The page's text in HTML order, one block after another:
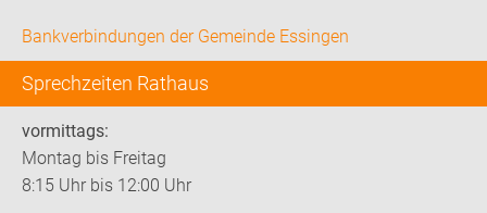
Bankverbindungen der Gemeinde Essingen
Sprechzeiten Rathaus
vormittags:
Montag bis Freitag
8:15 Uhr bis 12:00 Uhr